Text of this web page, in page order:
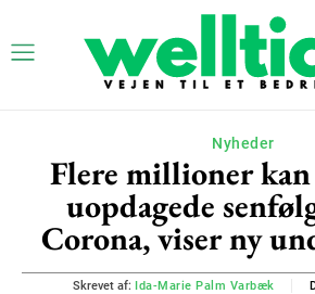
Nyheder
Flere millioner kan
uopdagede
Corona, viser ny
Skrevet af: Ida-Marie Palm Varbæk